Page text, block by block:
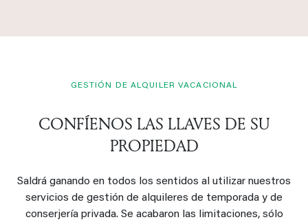
GESTIÓN DE ALQUILER VACACIONAL
CONFÍENOS LAS LLAVES DE SU
PROPIEDAD
Saldrá ganando en todos los sentidos al utilizar nuestros
servicios de gestión de alquileres de temporada y de
conserjería privada. Se acabaron las limitaciones, sólo